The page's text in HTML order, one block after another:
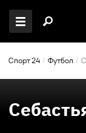
Спорт 24 Футбол